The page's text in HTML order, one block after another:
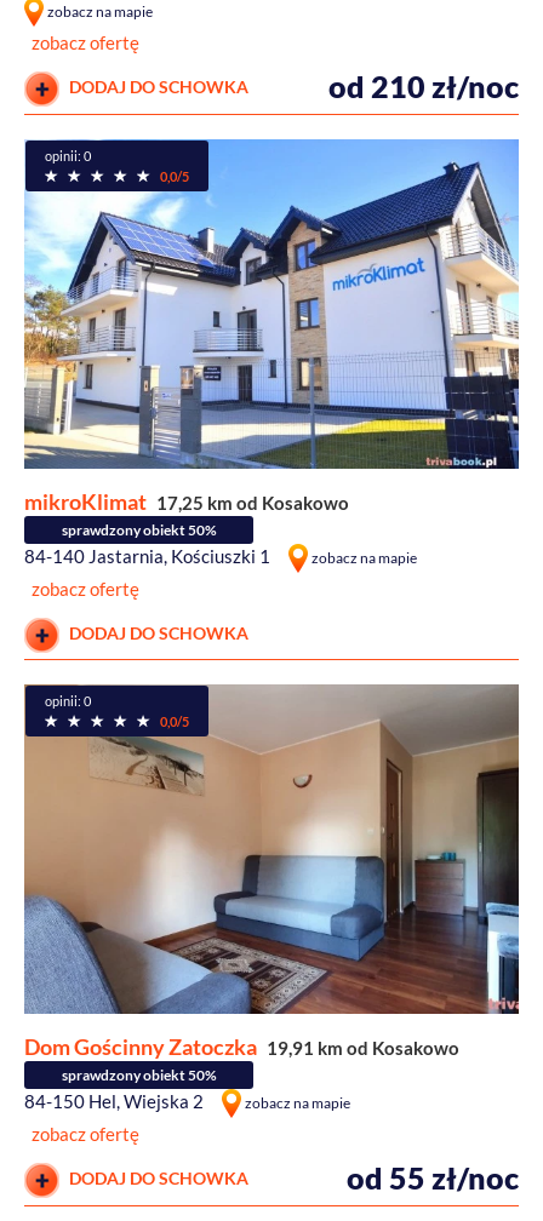
zobacz na mapie
zobacz ofertę
DODAJ DO SCHOWKA od 210 zł/noc
opinii: 0
0,0/5
mikroKlimat 17,25 km od Kosakowo
sprawdzony obiekt 50%
84-140 Jastarnia, Kościuszki 1 zobacz na mapie
zobacz ofertę
DODAJ DO SCHOWKA
opinii: 0
0,0/5
Dom Gościnny Zatoczka 19,91 km od Kosakowo
sprawdzony obiekt 50%
84-150 Hel, Wiejska 2 zobacz na mapie
zobacz ofertę
DODAJ DO SCHOWKA od 55 zł/noc